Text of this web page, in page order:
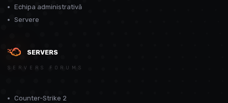
Echipa administrativă
Servere
SERVERS
SERVERS FORUMS
Counter-Strike 2